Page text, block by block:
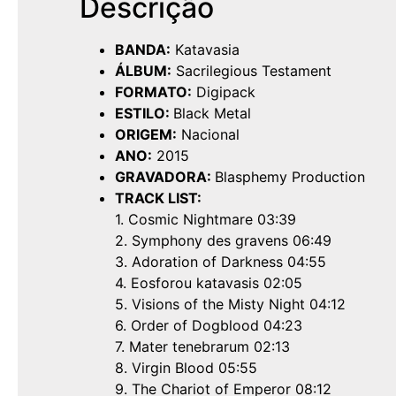
Descrição
BANDA: Katavasia
ÁLBUM: Sacrilegious Testament
FORMATO: Digipack
ESTILO: Black Metal
ORIGEM: Nacional
ANO: 2015
GRAVADORA: Blasphemy Production
TRACK LIST:
1. Cosmic Nightmare 03:39
2. Symphony des gravens 06:49
3. Adoration of Darkness 04:55
4. Eosforou katavasis 02:05
5. Visions of the Misty Night 04:12
6. Order of Dogblood 04:23
7. Mater tenebrarum 02:13
8. Virgin Blood 05:55
9. The Chariot of Emperor 08:12